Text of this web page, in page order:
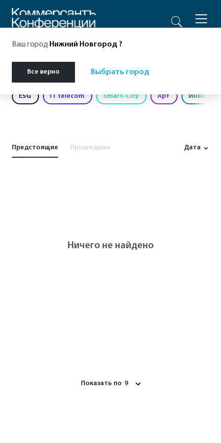
Ваш город Нижний Новгород ?
Все верно Выбрать город
Главная Мероприятия
Экология
ESG IT telecom Smart-City Арт
Предстоящие Прошедшие Дата
Ничего не найдено
Показать по 9